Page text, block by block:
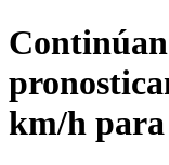
km/h